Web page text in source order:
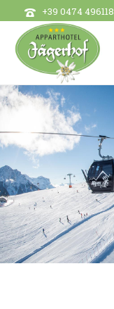
+39 0474 496118